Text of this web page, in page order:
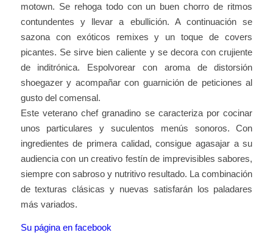
motown. Se rehoga todo con un buen chorro de ritmos
contundentes y llevar a ebullición. A continuación se
sazona con exóticos remixes y un toque de covers
picantes. Se sirve bien caliente y se decora con crujiente
de inditrónica. Espolvorear con aroma de distorsión
shoegazer y acompañar con guarnición de peticiones al
gusto del comensal.
Este veterano chef granadino se caracteriza por cocinar
unos particulares y suculentos menús sonoros. Con
ingredientes de primera calidad, consigue agasajar a su
audiencia con un creativo festín de imprevisibles sabores,
siempre con sabroso y nutritivo resultado. La combinación
de texturas clásicas y nuevas satisfarán los paladares
más variados.
Su página en facebook